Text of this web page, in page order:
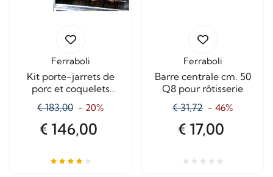
Ferraboli
Kit porte-jarrets de
porc et coquelets
"Italie"
€ 183,00 - 20%
€ 146,00
Ferraboli
Barre centrale cm. 50
Q8 pour rôtisserie
€ 31,72 - 46%
€ 17,00